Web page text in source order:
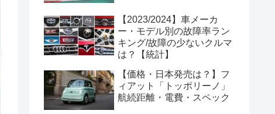
【2023/2024】車メーカ
ー・モデル別の故障率ラン
キング/故障の少ないクルマ
は？【統計】
【価格・日本発売は？】フ
ィアット「トッポリーノ」
航続距離・電費・スペック